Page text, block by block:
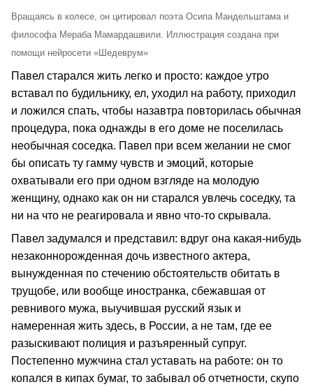
Вращаясь в колесе, он цитировал поэта Осипа Мандельштама и
философа Мераба Мамардашвили. Иллюстрация создана при
помощи нейросети «Шедеврум»
Павел старался жить легко и просто: каждое утро
вставал по будильнику, ел, уходил на работу, приходил
и ложился спать, чтобы назавтра повторилась обычная
процедура, пока однажды в его доме не поселилась
необычная соседка. Павел при всем желании не смог
бы описать ту гамму чувств и эмоций, которые
охватывали его при одном взгляде на молодую
женщину, однако как он ни старался увлечь соседку, та
ни на что не реагировала и явно что-то скрывала.
Павел задумался и представил: вдруг она какая-нибудь
незаконнорожденная дочь известного актера,
вынужденная по стечению обстоятельств обитать в
трущобе, или вообще иностранка, сбежавшая от
ревнивого мужа, выучившая русский язык и
намеренная жить здесь, в России, а не там, где ее
разыскивают полиция и разъяренный супруг.
Постепенно мужчина стал уставать на работе: он то
копался в кипах бумаг, то забывал об отчетности, скупо